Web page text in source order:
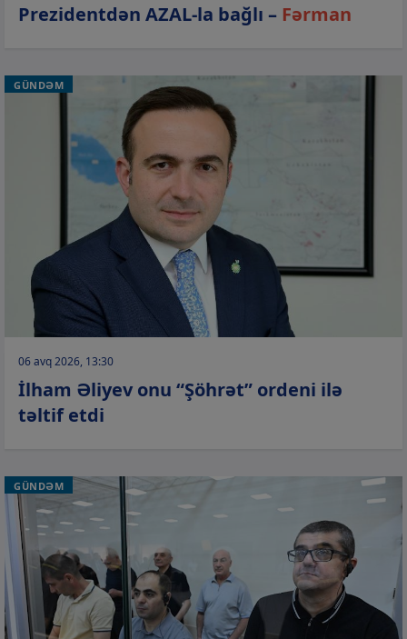
Prezidentdən AZAL-la bağlı – Fərman
GÜNDƏM
06 avq 2026, 13:30
İlham Əliyev onu “Şöhrət” ordeni ilə
təltif etdi
GÜNDƏM